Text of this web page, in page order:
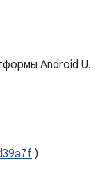
Android U.
)